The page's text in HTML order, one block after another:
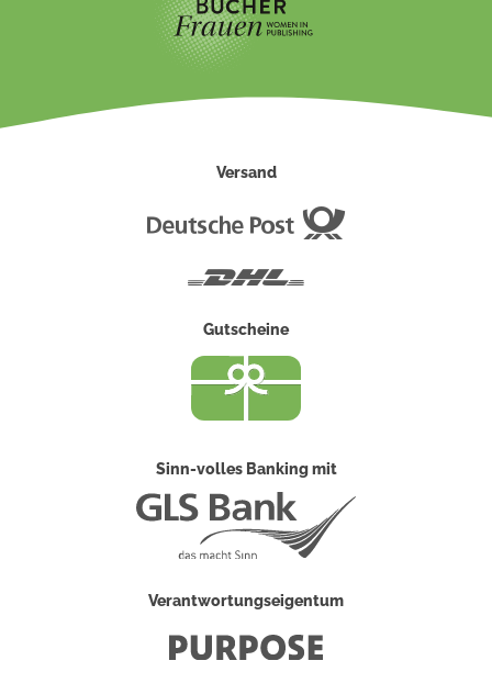
Versand
Gutscheine
Sinn-volles Banking mit
Verantwortungseigentum